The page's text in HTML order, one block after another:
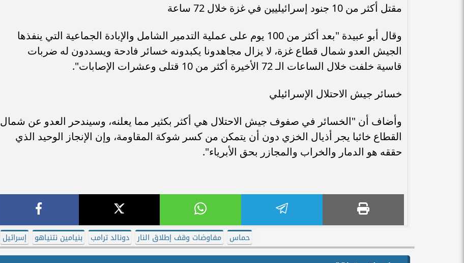
مقتل أكثر من 10 جنود إسرائيليين في غزة خلال 72 ساعة
وقال أبو عبيدة "بعد أكثر من 100 يوم على عملية التدمير الشامل والإبادة الجماعية التي ينفذها
الجيش العدو شمال قطاع غزة، لا يزال مجاهدونا يكبدونه خسائر فادحة ويسددون له ضربات
قاسية خلفت خلال الساعات الـ 72 الأخيرة أكثر من 10 قتلى وعشرات الإصابات".
خسائر جيش الاحتلال الإسرائيلي
وأضاف أن "الخسائر في صفوف جيش الاحتلال هي أكثر بكثير مما يعلنه، وسيندحر العدو عن شمال
القطاع خائبا يجر أذيال الخزي دون أن يتمكن من كسر شوكة المقاومة، وإن الإنجاز الوحيد الذي
حققه هو الدمار والخراب والمجازر بحق الأبرياء".
حماس مفاوضات وقف إطلاق النار دونالد ترامب بنيامين نتنياهو إسرائيل